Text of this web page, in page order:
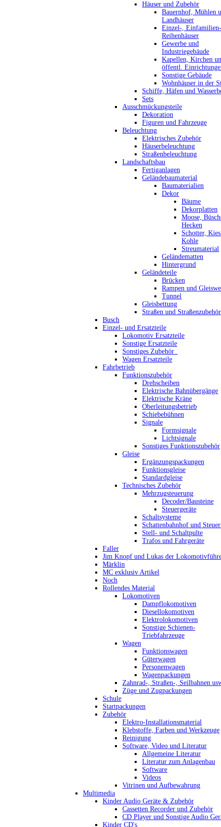
Häuser und Zubehör
Bauernhof, Mühlen
Landhäuser
Einzel-,
Reihenhäuser
Gewerbe und
Industriegebäude
Kapellen, Kirchen
öffentl.
Sonstige Gebäude
Wohnhäuser in der
Schiffe, Häfen und
Sets
Ausschmückungsteile
Dekoration
Figuren und Fahrzeuge
Beleuchtung
Elektrisches Zubehör
Häuserbeleuchtung
Straßenbeleuchtung
Landschaftsbau
Fertiganlagen
Geländebaumaterial
Baumaterialien
Dekor
Bäume
Dekorplatten
Moose,
Hecken
Schotter,
Kohle
Streumaterial
Geländematten
Hintergrund
Geländeteile
Brücken
Rampen und
Tunnel
Gleisbettung
Straßen und Straßenzubehör
Busch
Einzel- und Ersatzteile
Lokomotiv Ersatzteile
Sonstige Ersatzteile
Sonstiges Zubehör_
Wagen Ersatzteile
Fahrbetrieb
Funktionszubehör
Drehscheiben
Elektrische Bahnübergänge
Elektrische Kräne
Oberleitungsbetrieb
Schiebebühnen
Signale
Formsignale
Lichtsignale
Sonstiges Funktionszubehör
Gleise
Ergänzungspackungen
Funktionsgleise
Standardgleise
Technisches Zubehör
Mehrzugsteuerung
Decoder/Bausteine
Steuergeräte
Schaltsysteme
Schattenbahnhof und
Stell- und Schaltpulte
Trafos und Fahrgeräte
Faller
Jim Knopf und Lukas der
Märklin
MC exklusiv Artikel
Noch
Rollendes Material
Lokomotiven
Dampflokomotiven
Diesellokomotiven
Elektrolokomotiven
Sonstige Schienen-
Triebfahrzeuge
Wagen
Funktionswagen
Güterwagen
Personenwagen
Wagenpackungen
Zahnrad-, Straßen-, Seilbahnen
Züge und Zugpackungen
Schule
Startpackungen
Zubehör
Elektro-Installationsmaterial
Klebstoffe, Farben und Werkzeuge
Reinigung
Software, Video und Literatur
Allgemeine Literatur
Literatur zum Anlagenbau
Software
Videos
Vitrinen und Aufbewahrung
Multimedia
Kinder Audio Geräte & Zubehör
Cassetten Recorder und Zubehör
CD Player und Sonstige Audio
Kinder CD's